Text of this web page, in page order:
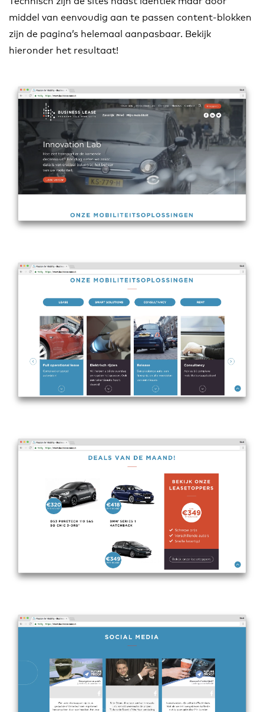
middel van eenvoudig aan te passen content-blokken
zijn de pagina’s helemaal aanpasbaar. Bekijk
hieronder het resultaat!